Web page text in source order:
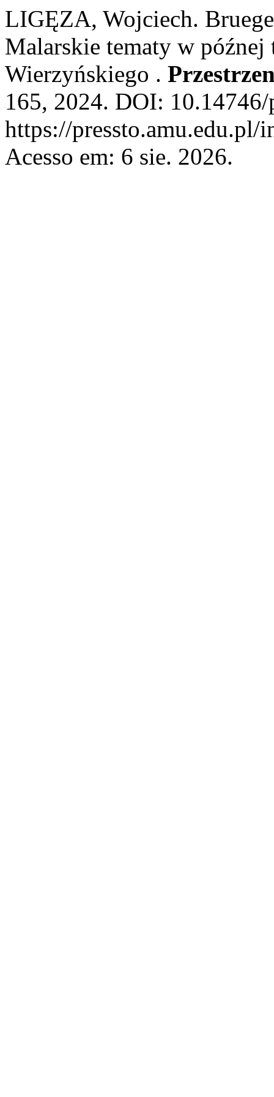
LIGĘZA, Wojciech.
Malarskie tematy w
Wierzyńskiego .
165, 2024. DOI:
https://
Acesso em: 6 sie. 2026.